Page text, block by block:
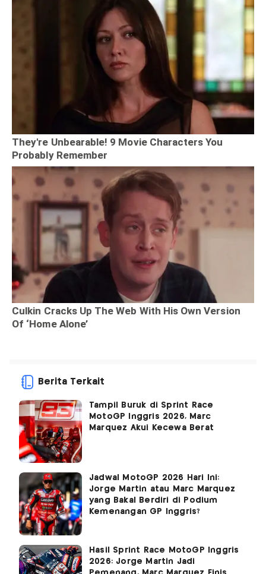
Berita Terkait
Tampil Buruk di Sprint Race
MotoGP Inggris 2026, Marc
Marquez Akui Kecewa Berat
Jadwal MotoGP 2026 Hari Ini:
Jorge Martin atau Marc Marquez
yang Bakal Berdiri di Podium
Kemenangan GP Inggris?
Hasil Sprint Race MotoGP Inggris
2026: Jorge Martin Jadi